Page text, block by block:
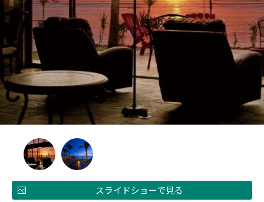
スライドショーで見る